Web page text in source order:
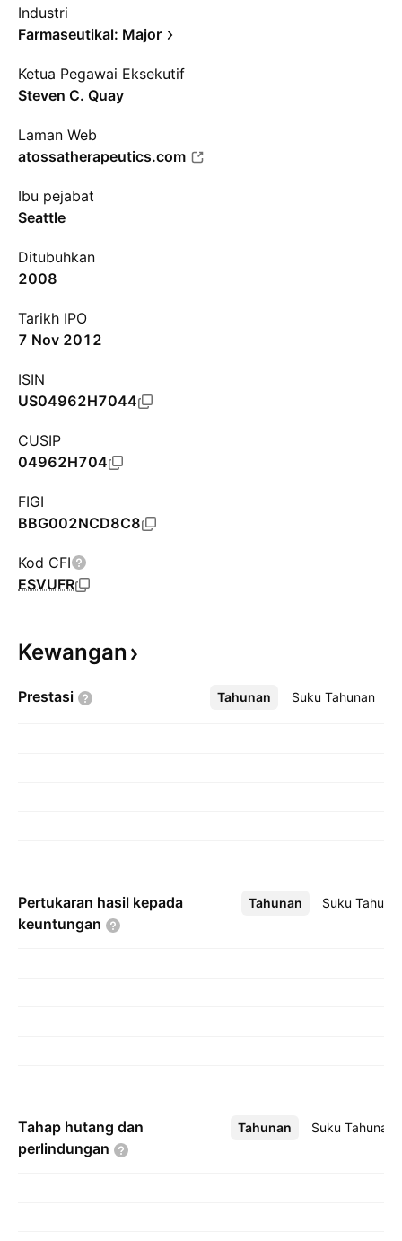
Industri
Farmaseutikal: Major
Ketua Pegawai Eksekutif
Steven C. Quay
Laman Web
atossatherapeutics.com
Ibu pejabat
Seattle
Ditubuhkan
2008
Tarikh IPO
7 Nov 2012
ISIN
US04962H7044
CUSIP
04962H704
FIGI
BBG002NCD8C8
Kod CFI
ESVUFR
Kewangan
Prestasi Tahunan Suku Tahunan
Lebih
Pertukaran hasil kepada
keuntungan
Tahunan Suku
Lebih
Tahap hutang dan
perlindungan
Tahunan Suku Tahunan
Lebih